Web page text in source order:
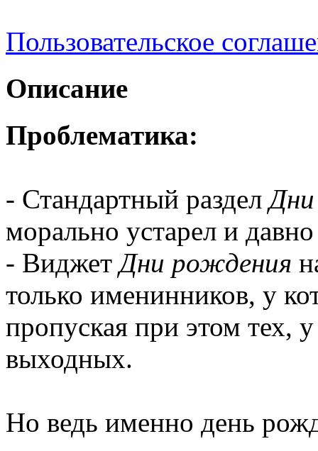
Пользовательское
Описание
Проблематика:
- Стандартный раздел
морально устарел и давно
- ВиджетДни рождения
только именинников, у
пропуская при этом тех,
выходных.
Но ведь именно день